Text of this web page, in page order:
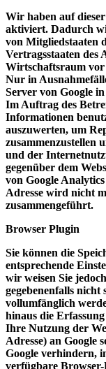
Wir haben auf
aktiviert. Dadurch
von Mitgliedstaaten
Vertragsstaaten des
Wirtschaftsraum
Nur in
Server von Google
Im Auftrag des
Informationen
auszuwerten, um
zusammenzustellen
und der
gegenüber dem
von Google
Adresse wird nicht
zusammengeführt.
Browser Plugin
Sie können die
entsprechende
wir weisen Sie
gegebenenfalls nicht
vollumfänglich
hinaus die
Ihre Nutzung der
Adresse) an Google
Google verhindern,
verfügbare